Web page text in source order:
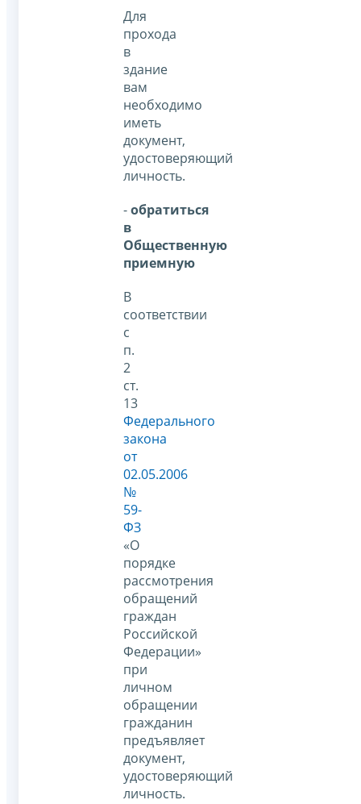
Для
прохода
в
здание
вам
необходимо
иметь
документ,
удостоверяющий
личность.
-обратиться
в
Общественную
приемную
В
соответствии
с
п.
2
ст.
13
Федерального
закона
от
02.05.2006
№
59-
ФЗ
«О
порядке
рассмотрения
обращений
граждан
Российской
Федерации»
при
личном
обращении
гражданин
предъявляет
документ,
удостоверяющий
личность.